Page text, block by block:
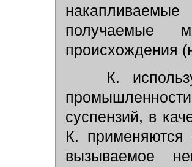
получаемые
происхождения
К.
промышленности
суспензий, в
К. применяются
вызываемое